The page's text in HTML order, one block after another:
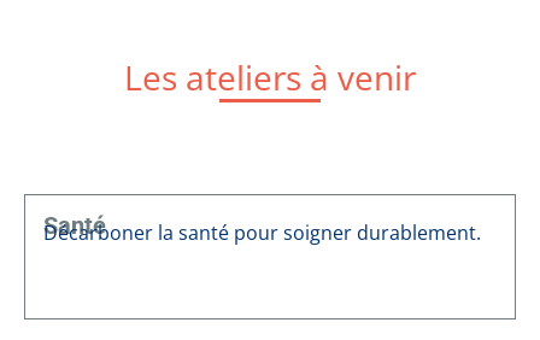
Les ateliers à venir
Santé
Décarboner la santé pour soigner durablement.